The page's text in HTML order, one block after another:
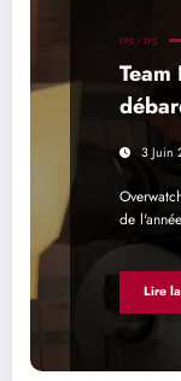
FPS / TPS
3 Juin
de
Lire